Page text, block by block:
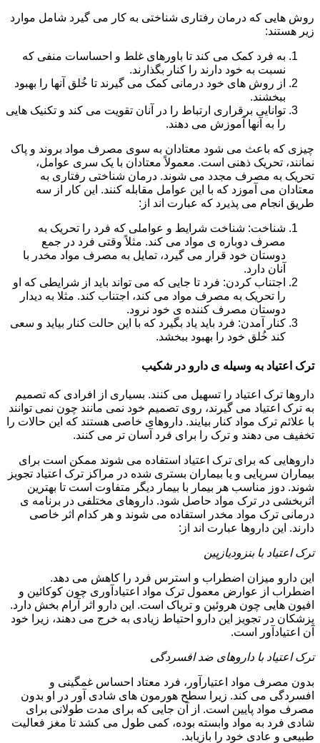
روش هایی که درمان رفتاری شناختی به کار می گیرد شامل موارد
زیر هستند:
به فرد کمک می کند تا باورهای غلط و احساسات منفی که
نسبت به خود دارند را کنار بگذارند.
از روش های خود درمانی کمک می گیرند تا خُلق آنها را بهبود
ببخشند.
توانایی برقراری ارتباط را در آنان تقویت می کند و تکنیک هایی
را به آنها آموزش می دهند.
چیزی که باعث می شود معتادان به سوی مصرف مواد بروند و پاک
نمانند، تحریک ذهنی است. معمولاً معتادان با یک سری عوامل،
تحریک به مصرف مجدد می شوند. درمان شناختی رفتاری به
معتادان می آموزد که با این عوامل مقابله کنند. این کار از سه
طریق انجام می پذیرد که عبارت اند از:
شناخت: شناخت شرایط و عواملی که فرد را تحریک به
مصرف دوباره ی مواد می کند. مثلاً وقتی فرد در جمع
دوستان خود قرار می گیرد، تمایل به مصرف مواد مخدر با
آنان دارد.
اجتناب کردن: فرد تا جایی که می تواند باید از شرایطی که او
را تحریک به مصرف مواد می کند، اجتناب کند. مثلا به دیدار
دوستان مصرف کننده ی خود نرود.
کنار آمدن: فرد باید یاد بگیرد که با این حالت کنار بیاید و سعی
کند خُلق خود را بهبود ببخشد.
ترک اعتیاد به وسیله ی دارو در شکیب
داروها ترک اعتیاد را تسهیل می کنند. بسیاری از افرادی که تصمیم
به ترک اعتیاد می گیرند، روی تصمیم خود نمی مانند چون نمی توانند
با علائم ترک مواد کنار بیایند. داروهای خاصی هستند که این حالات را
تخفیف می دهند و ترک را برای فرد آسان تر می کنند.
داروهایی که برای ترک اعتیاد استفاده می شوند ممکن است برای
بیماران سرپایی و یا بیماران بستری شده در مراکز ترک اعتیاد تجویز
شوند. دوز مناسب هر بیمار با بیمار دیگر متفاوت است تا بهترین
اثربخشی در ترک مواد حاصل شود. داروهای مختلفی در برنامه ی
درمانی ترک مواد مخدر استفاده می شوند و هر کدام اثر خاصی
دارند. این داروها عبارت اند از:
ترک اعتیاد با بنزودیازپین
این دارو میزان اضطراب و استرس فرد را کاهش می دهد.
اضطراب از عوارض معمول ترک مواد اعتیادآوری چون کوکائین و
افیون هایی چون هروئین و تریاک است. این دارو اثر آرام بخش دارد.
پزشکان در تجویز این دارو احتیاط زیادی به خرج می دهند، زیرا خود
آن اعتیادآور است.
ترک اعتیاد با داروهای ضد افسردگی
بدون مصرف مواد اعتیارآور، فرد معتاد احساس غمگینی و
افسردگی می کند. زیرا سطح هورمون های شادی آور در او بدون
مصرف مواد پایین است. از آن جایی که برای مدت طولانی برای
شادی فرد به مواد وابسته بوده، کمی طول می کشد تا مغز فعالیت
طبیعی و عادی خود را بازیابد.